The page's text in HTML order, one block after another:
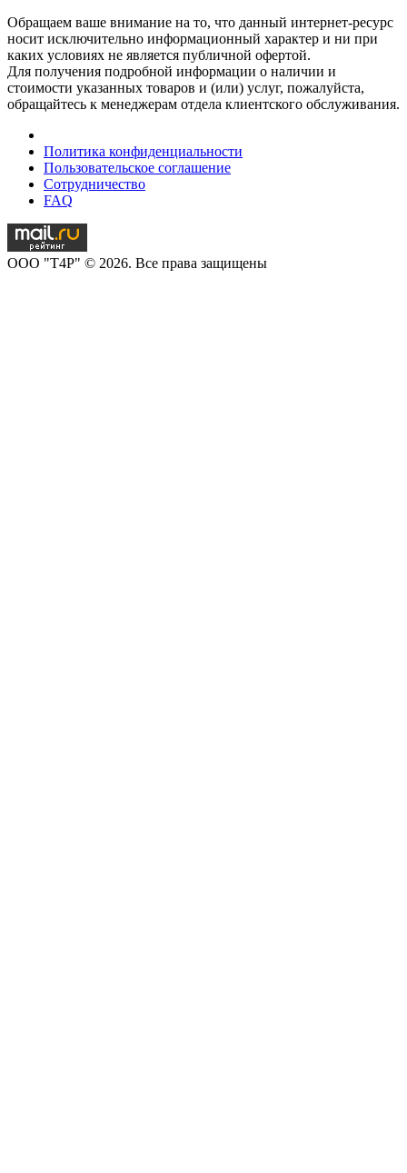
Обращаем ваше внимание на то, что данный интернет-ресурс
носит исключительно информационный характер и ни при
каких условиях не является публичной офертой.
Для получения подробной информации о наличии и
стоимости указанных товаров и (или) услуг, пожалуйста,
обращайтесь к менеджерам отдела клиентского обслуживания.
Политика конфиденциальности
Пользовательское соглашение
Сотрудничество
FAQ
OOO "T4P" © 2026. Все права защищены